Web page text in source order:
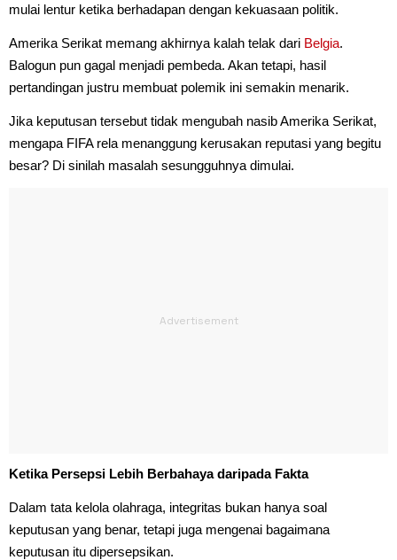
mulai lentur ketika berhadapan dengan kekuasaan politik.
Amerika Serikat memang akhirnya kalah telak dari Belgia.
Balogun pun gagal menjadi pembeda. Akan tetapi, hasil
pertandingan justru membuat polemik ini semakin menarik.
Jika keputusan tersebut tidak mengubah nasib Amerika Serikat,
mengapa FIFA rela menanggung kerusakan reputasi yang begitu
besar? Di sinilah masalah sesungguhnya dimulai.
Ketika Persepsi Lebih Berbahaya daripada Fakta
Dalam tata kelola olahraga, integritas bukan hanya soal
keputusan yang benar, tetapi juga mengenai bagaimana
keputusan itu dipersepsikan.